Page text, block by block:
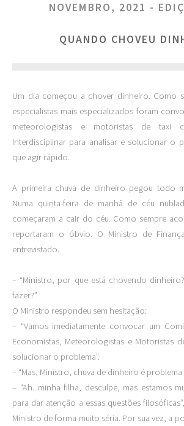
NOVEMBRO, 2021 -
QUANDO CHOVEU
Um dia começou a chover dinheiro. Como
especialistas mais especializados foram
meteorologistas e motoristas de taxi
Interdisciplinar para analisar e solucionar o
que agir rápido.
A primeira chuva de dinheiro pegou todo
Numa quinta-feira de manhã de céu
começaram a cair do céu. Como sempre
reportaram o óbvio. O Ministro de
entrevistado.
– “Ministro, por que está chovendo
fazer?”
O Ministro respondeu sem hesitação:
– “Vamos imediatamente convocar um
Economistas, Meteorologistas e Motoristas
solucionar o problema”.
– “Mas, Ministro, chuva de dinheiro é problema
– “Ah...minha filha, desculpe, mas estamos
para dar atenção a essas questões
Ministro de forma muito séria. Por sua vez, a